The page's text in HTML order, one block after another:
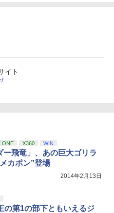
ックス限定配送BOX】【楽天ブ
千年血戦篇 4 (完全生産限定版)
コード版
ー ミッドナイト ブラック(CFI-
鬼滅の刃」無限城編 第一章 猗
通常版 [DVD]
神 (オリジナル特典:オリジナル
より来たる！スタジオ描き下ろ
トボード付) [DVD]
イト
ONE X360 WIN
ー飛竜」、あの巨大ゴリラ
カポン”登場
2014年2月13日
の第1の部下ともいえるジ